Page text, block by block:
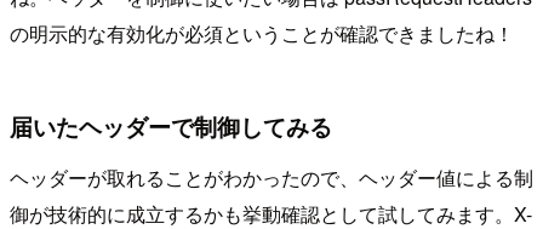
の明示的な有効化が必須ということが確認できましたね！
届いたヘッダーで制御してみる
ヘッダーが取れることがわかったので、ヘッダー値による制
御が技術的に成立するかも挙動確認として試してみます。X-